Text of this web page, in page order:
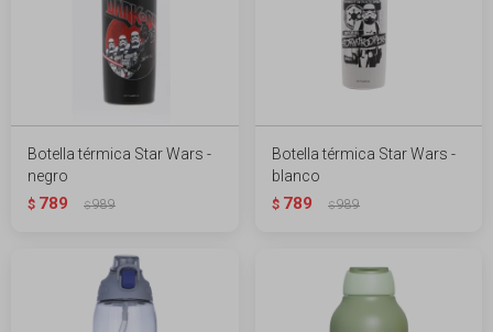
Botella térmica Star Wars -
negro
$ 789 $989
Botella térmica Star Wars -
blanco
$ 789 $989